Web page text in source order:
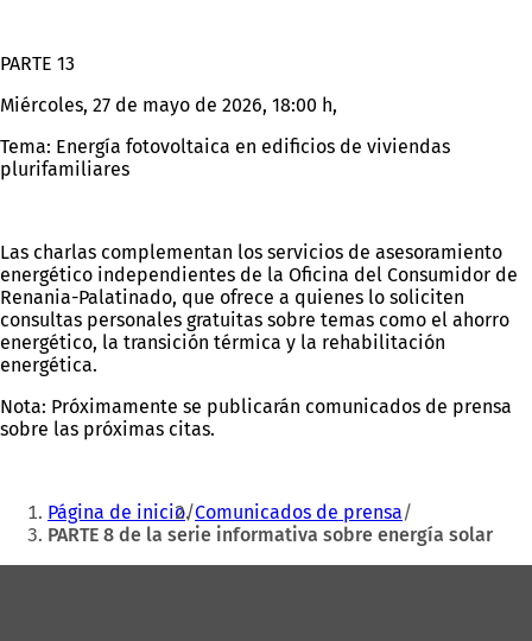
PARTE 13
Miércoles, 27 de mayo de 2026, 18:00 h,
Tema: Energía fotovoltaica en edificios de viviendas
plurifamiliares
Las charlas complementan los servicios de asesoramiento
energético independientes de la Oficina del Consumidor de
Renania-Palatinado, que ofrece a quienes lo soliciten
consultas personales gratuitas sobre temas como el ahorro
energético, la transición térmica y la rehabilitación
energética.
Nota: Próximamente se publicarán comunicados de prensa
sobre las próximas citas.
Estás
aquí:
Página de inicio Comunicados de prensa
PARTE 8 de la serie informativa sobre energía solar